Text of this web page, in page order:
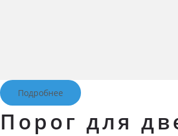
Подробнее
Порог для